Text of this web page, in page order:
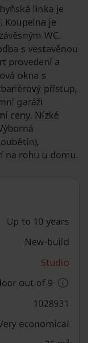
linka je
Koupelna je
WC.
s vestavěnou
provedení a
okna s
přístup,
garáži
ceny. Nízké
na rohu u domu.
Up to 10 years
New-build
Studio
out of 9
1028931
economical